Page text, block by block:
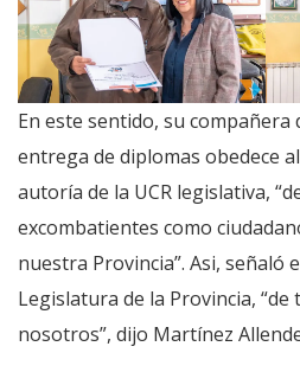
En este sentido, su compañera
entrega de diplomas obedece
autoría de la UCR legislativa,
excombatientes como
nuestra Provincia”. Asi, señaló
Legislatura de la Provincia,
nosotros”, dijo Martínez